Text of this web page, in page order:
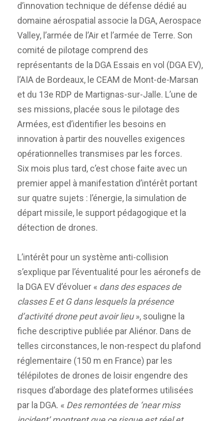
d’innovation technique de défense dédié au
domaine aérospatial associe la DGA, Aerospace
Valley, l’armée de l’Air et l’armée de Terre. Son
comité de pilotage comprend des
représentants de la DGA Essais en vol (DGA EV),
l’AIA de Bordeaux, le CEAM de Mont-de-Marsan
et du 13e RDP de Martignas-sur-Jalle. L’une de
ses missions, placée sous le pilotage des
Armées, est d’identifier les besoins en
innovation à partir des nouvelles exigences
opérationnelles transmises par les forces.
Six mois plus tard, c’est chose faite avec un
premier appel à manifestation d’intérêt portant
sur quatre sujets : l’énergie, la simulation de
départ missile, le support pédagogique et la
détection de drones.
L’intérêt pour un système anti-collision
s’explique par l’éventualité pour les aéronefs de
la DGA EV d’évoluer « dans des espaces de
classes E et G dans lesquels la présence
d’activité drone peut avoir lieu», souligne la
fiche descriptive publiée par Aliénor. Dans de
telles circonstances, le non-respect du plafond
réglementaire (150 m en France) par les
télépilotes de drones de loisir engendre des
risques d’abordage des plateformes utilisées
par la DGA. « Des remontées de ‘near miss